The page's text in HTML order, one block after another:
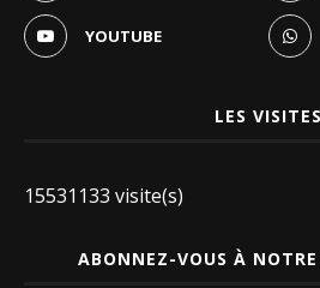
YOUTUBE
LES VISITES
15531133 visite(s)
ABONNEZ-VOUS À NOTRE